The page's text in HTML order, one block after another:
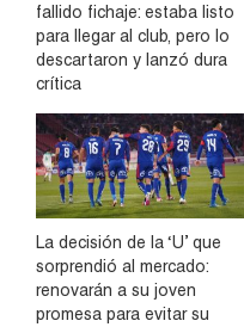
fallido fichaje: estaba listo
para llegar al club, pero lo
descartaron y lanzó dura
crítica
La decisión de la ‘U’ que
sorprendió al mercado:
renovarán a su joven
promesa para evitar su